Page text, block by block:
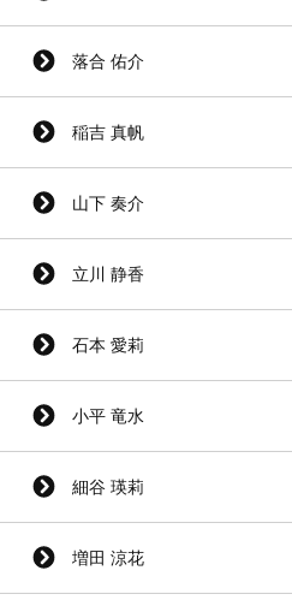
落合 佑介
稲吉 真帆
山下 奏介
立川 静香
石本 愛莉
小平 竜水
細谷 瑛莉
増田 涼花